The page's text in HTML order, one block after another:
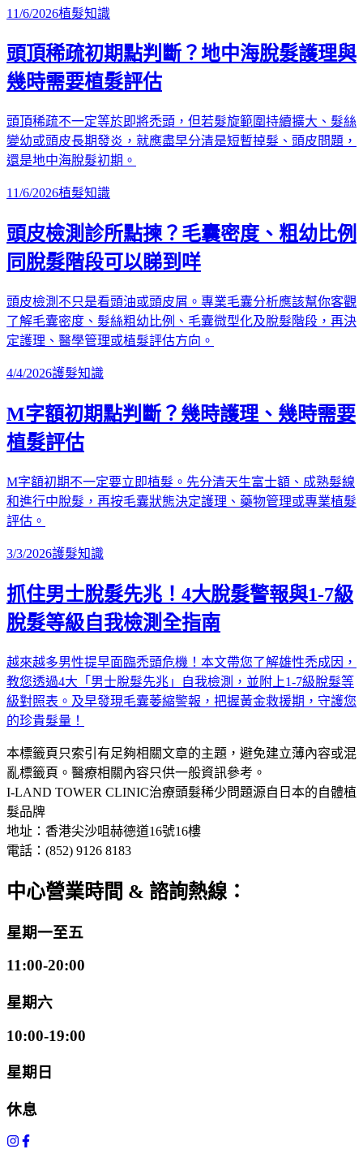
11/6/2026植髮知識
頭頂稀疏初期點判斷？地中海脫髮護理與
幾時需要植髮評估
頭頂稀疏不一定等於即將禿頭，但若髮旋範圍持續擴大、髮絲
變幼或頭皮長期發炎，就應盡早分清是短暫掉髮、頭皮問題，
還是地中海脫髮初期。
11/6/2026植髮知識
頭皮檢測診所點揀？毛囊密度、粗幼比例
同脫髮階段可以睇到咩
頭皮檢測不只是看頭油或頭皮屑。專業毛囊分析應該幫你客觀
了解毛囊密度、髮絲粗幼比例、毛囊微型化及脫髮階段，再決
定護理、醫學管理或植髮評估方向。
4/4/2026護髮知識
M字額初期點判斷？幾時護理、幾時需要
植髮評估
M字額初期不一定要立即植髮。先分清天生富士額、成熟髮線
和進行中脫髮，再按毛囊狀態決定護理、藥物管理或專業植髮
評估。
3/3/2026護髮知識
抓住男士脫髮先兆！4大脫髮警報與1-7級
脫髮等級自我檢測全指南
越來越多男性提早面臨禿頭危機！本文帶您了解雄性禿成因，
教您透過4大「男士脫髮先兆」自我檢測，並附上1-7級脫髮等
級對照表。及早發現毛囊萎縮警報，把握黃金救援期，守護您
的珍貴髮量！
本標籤頁只索引有足夠相關文章的主題，避免建立薄內容或混
亂標籤頁。醫療相關內容只供一般資訊參考。
I-LAND TOWER CLINIC治療頭髮稀少問題源自日本的自體植
髮品牌
地址：香港尖沙咀赫德道16號16樓
電話：(852) 9126 8183
中心營業時間 & 諮詢熱線：
星期一至五
11:00-20:00
星期六
10:00-19:00
星期日
休息